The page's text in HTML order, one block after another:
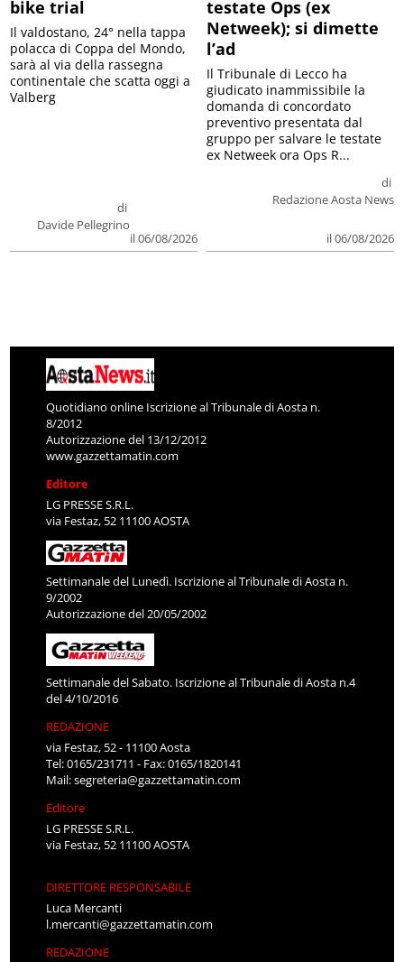
bike trial
di
Davide Pellegrino
il 06/08/2026
Il valdostano, 24° nella tappa
polacca di Coppa del Mondo,
sarà al via della rassegna
continentale che scatta oggi a
Valberg
testate Ops (ex
Netweek); si dimette
l’ad
di
Redazione Aosta News
il 06/08/2026
Il Tribunale di Lecco ha
giudicato inammissibile la
domanda di concordato
preventivo presentata dal
gruppo per salvare le testate
ex Netweek ora Ops R...
Quotidiano online Iscrizione al Tribunale di Aosta n.
8/2012
Autorizzazione del 13/12/2012
www.gazzettamatin.com
Editore
LG PRESSE S.R.L.
via Festaz, 52 11100 AOSTA
Settimanale del Lunedì. Iscrizione al Tribunale di Aosta n.
9/2002
Autorizzazione del 20/05/2002
Settimanale del Sabato. Iscrizione al Tribunale di Aosta n.4
del 4/10/2016
REDAZIONE
via Festaz, 52 - 11100 Aosta
Tel: 0165/231711 - Fax: 0165/1820141
Mail:segreteria@gazzettamatin.com
Editore
LG PRESSE S.R.L.
via Festaz, 52 11100 AOSTA
DIRETTORE RESPONSABILE
Luca Mercanti
l.mercanti@gazzettamatin.com
REDAZIONE